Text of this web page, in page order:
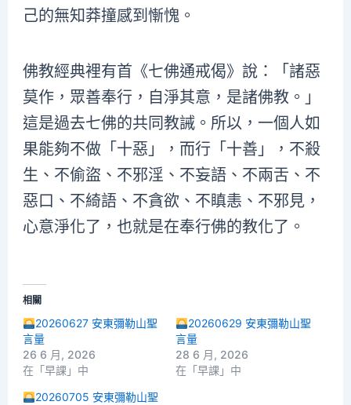
己的無知莽撞感到慚愧。
佛教經典裡有首《七佛通戒偈》說：「諸惡
莫作，眾善奉行，自淨其意，是諸佛教。」
這是過去七佛的共同教誡。所以，一個人如
果能夠不做「十惡」，而行「十善」，不殺
生、不偷盜、不邪淫、不妄語、不兩舌、不
惡口、不綺語、不貪欲、不瞋恚、不邪見，
心意淨化了，也就是在奉行佛的教化了。
相關
20260627 安東彌勒山聖
言量
26 6 月, 2026
在「早課」中
20260629 安東彌勒山聖
言量
28 6 月, 2026
在「早課」中
20260705 安東彌勒山聖